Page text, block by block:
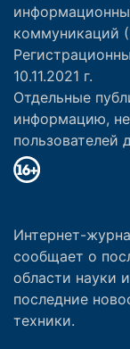
коммуникаций
10.11.2021 г.
Отдельные
информацию,
пользователей
Интернет-
сообщает о
области науки
последние
техники.